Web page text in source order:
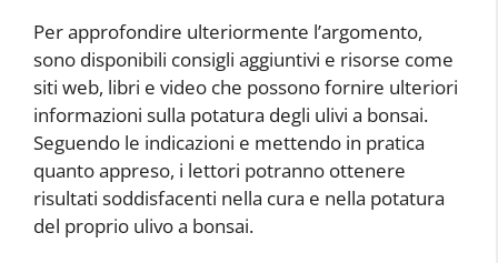
Per approfondire ulteriormente l’argomento,
sono disponibili consigli aggiuntivi e risorse come
siti web, libri e video che possono fornire ulteriori
informazioni sulla potatura degli ulivi a bonsai.
Seguendo le indicazioni e mettendo in pratica
quanto appreso, i lettori potranno ottenere
risultati soddisfacenti nella cura e nella potatura
del proprio ulivo a bonsai.